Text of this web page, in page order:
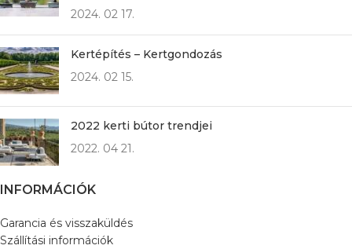
2024. 02 17.
Kertépítés – Kertgondozás
2024. 02 15.
2022 kerti bútor trendjei
2022. 04 21.
INFORMÁCIÓK
Garancia és visszaküldés
Szállítási információk